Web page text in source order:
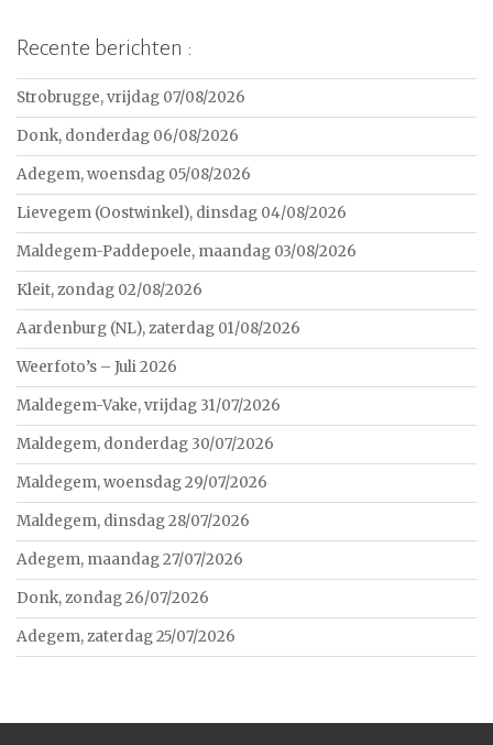
Recente berichten :
Strobrugge, vrijdag 07/08/2026
Donk, donderdag 06/08/2026
Adegem, woensdag 05/08/2026
Lievegem (Oostwinkel), dinsdag 04/08/2026
Maldegem-Paddepoele, maandag 03/08/2026
Kleit, zondag 02/08/2026
Aardenburg (NL), zaterdag 01/08/2026
Weerfoto’s – Juli 2026
Maldegem-Vake, vrijdag 31/07/2026
Maldegem, donderdag 30/07/2026
Maldegem, woensdag 29/07/2026
Maldegem, dinsdag 28/07/2026
Adegem, maandag 27/07/2026
Donk, zondag 26/07/2026
Adegem, zaterdag 25/07/2026